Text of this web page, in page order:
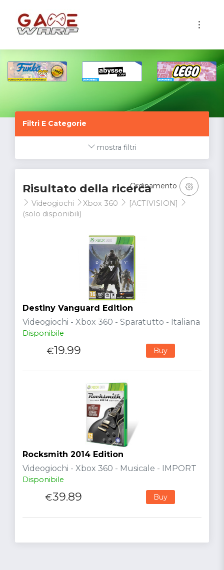
Filtri E Categorie
mostra filtri
Risultato della ricerca
Videogiochi Xbox 360
[ACTIVISION]
(solo disponibili)
Ordinamento
Destiny Vanguard Edition
Videogiochi - Xbox 360 - Sparatutto - Italiana
Disponibile
€19.99 Buy
Rocksmith 2014 Edition
Videogiochi - Xbox 360 - Musicale - IMPORT
Disponibile
€39.89 Buy